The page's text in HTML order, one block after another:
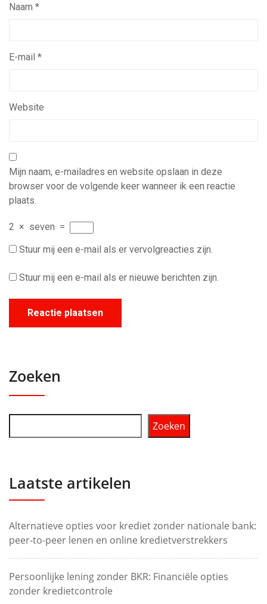
Naam *
E-mail *
Website
Mijn naam, e-mailadres en website opslaan in deze
browser voor de volgende keer wanneer ik een reactie
plaats.
2 × seven =
Stuur mij een e-mail als er vervolgreacties zijn.
Stuur mij een e-mail als er nieuwe berichten zijn.
Zoeken
Zoeken
Laatste artikelen
Alternatieve opties voor krediet zonder nationale bank:
peer-to-peer lenen en online kredietverstrekkers
Persoonlijke lening zonder BKR: Financiële opties
zonder kredietcontrole